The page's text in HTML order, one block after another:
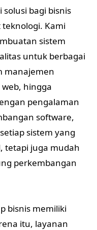
bagi bisnis
Kami
sistem
untuk berbagai
manajemen
hingga
pengalaman
software,
sistem yang
tetapi juga mudah
perkembangan
bisnis memiliki
itu, layanan